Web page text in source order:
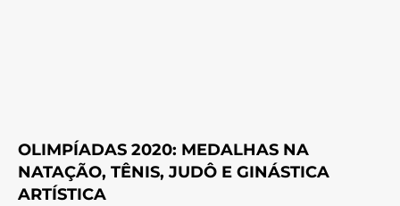
OLIMPÍADAS 2020: MEDALHAS NA
NATAÇÃO, TÊNIS, JUDÔ E GINÁSTICA
ARTÍSTICA